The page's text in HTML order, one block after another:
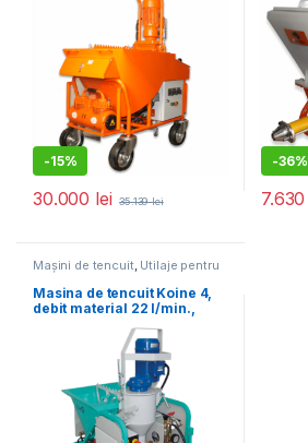
-15%
30.000 lei 35.139lei
-36%
7.630
Mașini de tencuit, Utilaje pentru
construcții
Masina de tencuit Koine 4,
debit material 22 l/min.,
distanta maxima de
pompare 25 m